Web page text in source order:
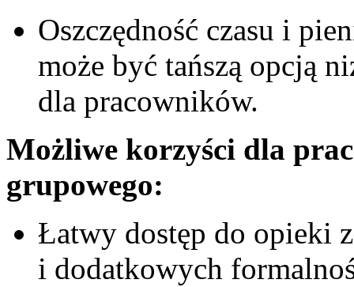
Oszczędność czasu i
może być tańszą opcją
dla pracowników.
Możliwe korzyści dla
grupowego:
Łatwy dostęp do opieki
i ‌dodatkowych